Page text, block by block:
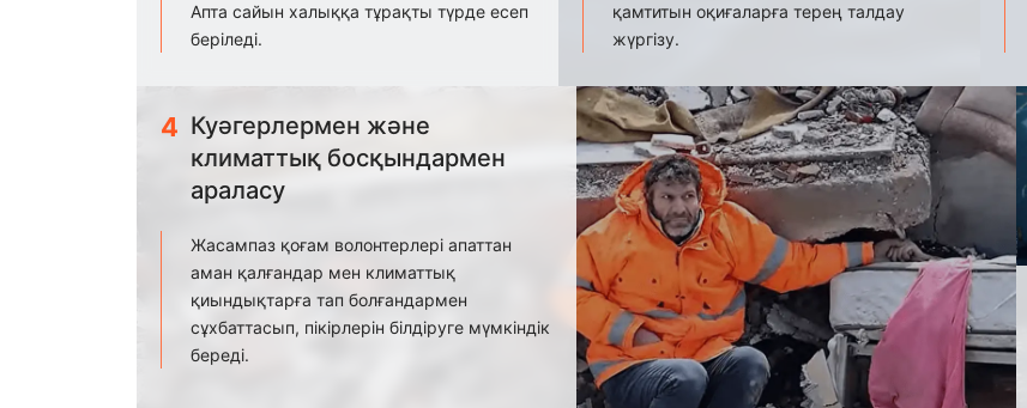
Апта сайын халыққа тұрақты түрде есеп
беріледі.
қамтитын оқиғаларға терең талдау
жүргізу.
4 Куәгерлермен және
климаттық босқындармен
араласу
Жасампаз қоғам волонтерлері апаттан
аман қалғандар мен климаттық
қиындықтарға тап болғандармен
сұхбаттасып, пікірлерін білдіруге мүмкіндік
береді.